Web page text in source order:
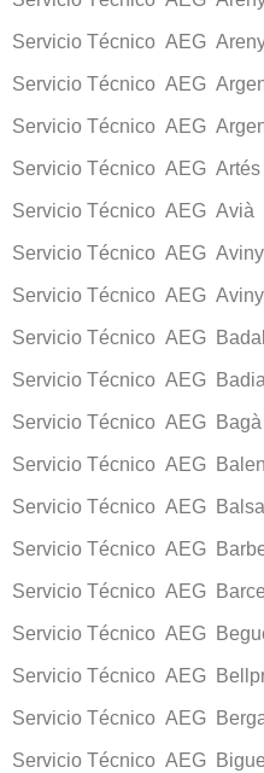
Servicio Técnico AEG
Servicio Técnico AEG
Servicio Técnico AEG
Servicio Técnico AEG Artés
Servicio Técnico AEG Avià
Servicio Técnico AEG
Servicio Técnico AEG
Servicio Técnico AEG
Servicio Técnico AEG
Servicio Técnico AEG Bagà
Servicio Técnico AEG
Servicio Técnico AEG
Servicio Técnico AEG
Servicio Técnico AEG
Servicio Técnico AEG
Servicio Técnico AEG
Servicio Técnico AEG
Servicio Técnico AEG